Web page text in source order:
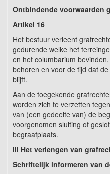
Ontbindende voorwaarden
Artikel 16
Het bestuur verleent
gedurende welke het
en het columbarium
behoren en voor de tijd dat
blijft.
Aan de toegekende
worden zich te verzetten
van (een gedeelte van) de
voorgenomen sluiting of
begraafplaats.
III Het verlengen van
Schriftelijk informeren van